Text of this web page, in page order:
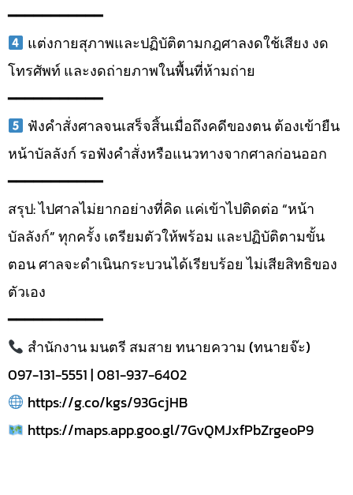
━━━━━━━━━━━
แต่งกายสุภาพและปฏิบัติตามกฎศาลงดใช้เสียง งด
โทรศัพท์ และงดถ่ายภาพในพื้นที่ห้ามถ่าย
━━━━━━━━━━━
ฟังคำสั่งศาลจนเสร็จสิ้นเมื่อถึงคดีของตน ต้องเข้ายืน
หน้าบัลลังก์ รอฟังคำสั่งหรือแนวทางจากศาลก่อนออก
━━━━━━━━━━━
สรุป: ไปศาลไม่ยากอย่างที่คิด แค่เข้าไปติดต่อ “หน้า
บัลลังก์” ทุกครั้ง เตรียมตัวให้พร้อม และปฏิบัติตามขั้น
ตอน ศาลจะดำเนินกระบวนได้เรียบร้อย ไม่เสียสิทธิของ
ตัวเอง
━━━━━━━━━━━
สำนักงาน มนตรี สมสาย ทนายความ (ทนายจ๊ะ)
097-131-5551 | 081-937-6402
https://g.co/kgs/93GcjHB
https://maps.app.goo.gl/7GvQMJxfPbZrgeoP9